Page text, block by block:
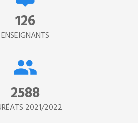
134
ENSEIGNANTS
2890
2021/2022